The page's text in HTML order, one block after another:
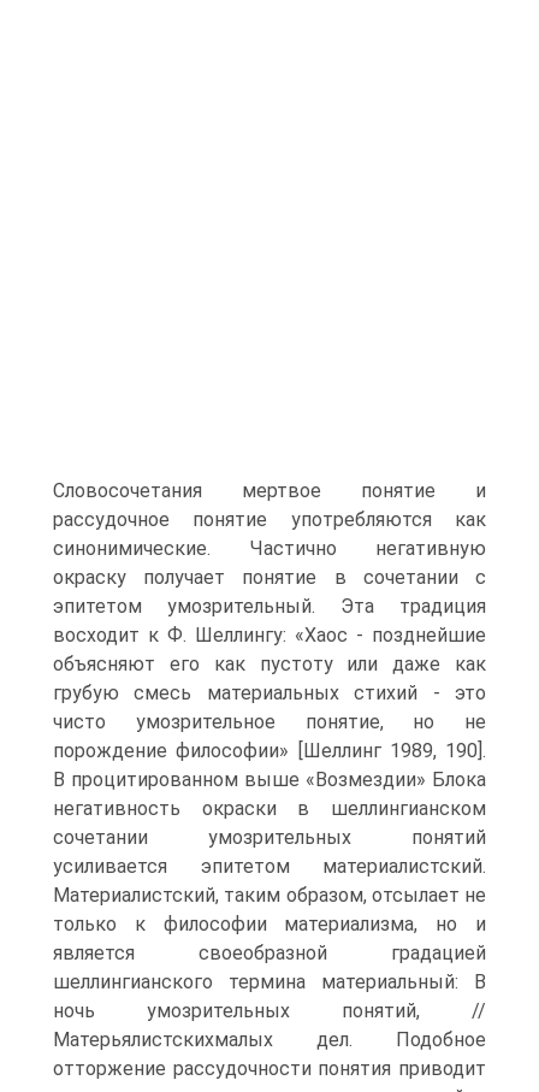
Словосочетания мертвое понятие и
рассудочное понятие употребляются как
синонимические. Частично негативную
окраску получает понятие в сочетании с
эпитетом умозрительный. Эта традиция
восходит к Ф. Шеллингу: «Хаос - позднейшие
объясняют его как пустоту или даже как
грубую смесь материальных стихий - это
чисто умозрительное понятие, но не
порождение философии» [Шеллинг 1989, 190].
В процитированном выше «Возмездии» Блока
негативность окраски в шеллингианском
сочетании умозрительных понятий
усиливается эпитетом материалистский.
Материалистский, таким образом, отсылает не
только к философии материализма, но и
является своеобразной градацией
шеллингианского термина материальный: В
ночь умозрительных понятий, //
Матерьялистскихмалых дел. Подобное
отторжение рассудочности понятия приводит